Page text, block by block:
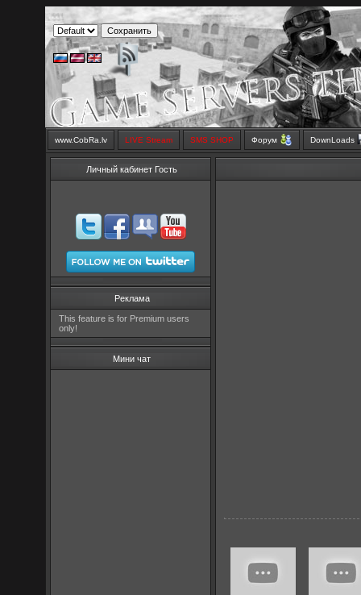
www.CobRa.lv LIVE Stream SMS SHOP Форум DownLoads
Личный кабинет Гость
Реклама
This feature is for Premium users
only!
Мини чат